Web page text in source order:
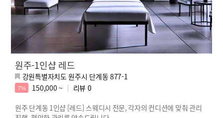
원주-1인샵 레드
강원특별자치도 원주시 단계동 877-1
7% 150,000 ~ 리뷰 0
원주 단계동 1인샵 [레드] 스웨디시 전문, 각자의 컨디션에 맞춰 관리